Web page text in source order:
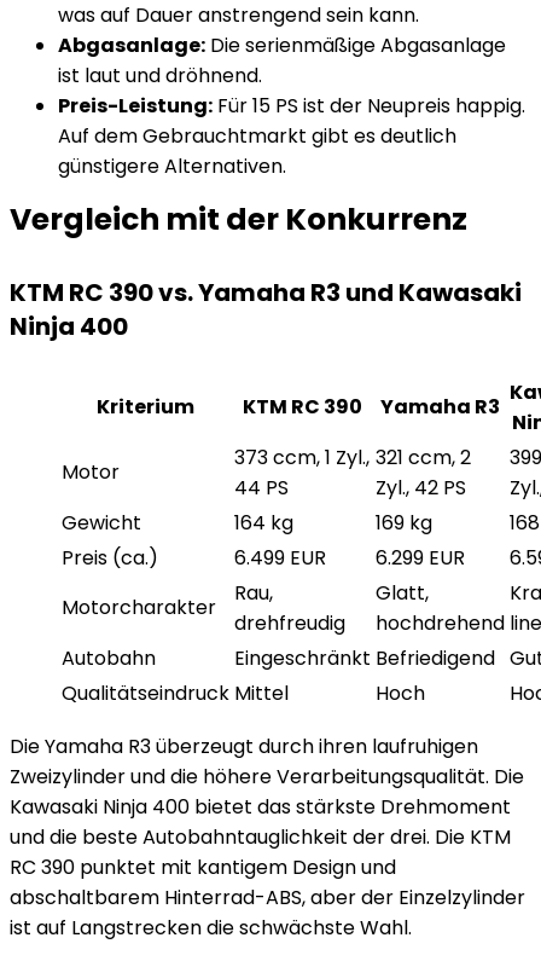
was auf Dauer anstrengend sein kann.
Abgasanlage: Die serienmäßige Abgasanlage
ist laut und dröhnend.
Preis-Leistung: Für 15 PS ist der Neupreis happig.
Auf dem Gebrauchtmarkt gibt es deutlich
günstigere Alternativen.
Vergleich mit der Konkurrenz
KTM RC 390 vs. Yamaha R3 und Kawasaki
Ninja 400
Kriterium KTM RC 390 Yamaha R3
Motor
373 ccm, 1 Zyl.,
44 PS
321 ccm, 2
Zyl., 42 PS
Gewicht
164 kg 169 kg
Preis (ca.)
6.499 EUR 6.299 EUR
Motorcharakter
Rau,
drehfreudig
Glatt,
hochdrehend
Autobahn
Eingeschränkt Befriedigend
Qualitätseindruck Mittel Hoch
Die Yamaha R3 überzeugt durch ihren laufruhigen
Zweizylinder und die höhere Verarbeitungsqualität. Die
Kawasaki Ninja 400 bietet das stärkste Drehmoment
und die beste Autobahntauglichkeit der drei. Die KTM
RC 390 punktet mit kantigem Design und
abschaltbarem Hinterrad-ABS, aber der Einzelzylinder
ist auf Langstrecken die schwächste Wahl.